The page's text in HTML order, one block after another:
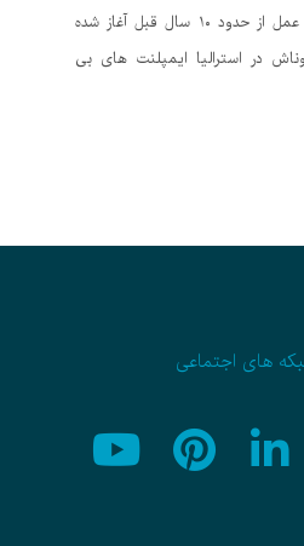
تحقیقات برای انجام این عمل از حدود ۱۰ سال قبل آغاز شده
در استرالیا ایمپلنت های بی
های اجتماعی